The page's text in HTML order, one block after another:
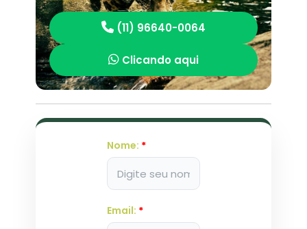
(11) 96640-0064
Clicando aqui
Nome: *
Email: *